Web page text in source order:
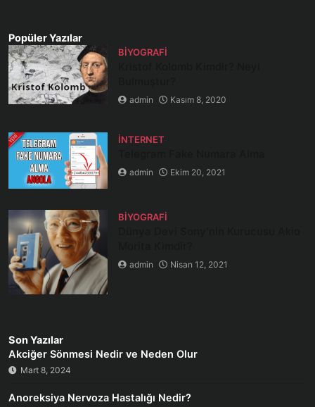
Popüler Yazılar
BIYOGRAFI
admin Kasım 8, 2020
İNTERNET
admin Ekim 20, 2021
BIYOGRAFI
admin Nisan 12, 2021
Son Yazılar
Akciğer Sönmesi Nedir ve Neden Olur
Mart 8, 2024
Anoreksiya Nervoza Hastalığı Nedir?